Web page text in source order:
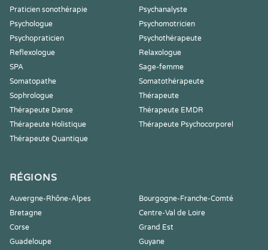
Praticien sonothérapie
Psychanalyste
Psychologue
Psychomotricien
Psychopraticien
Psychothérapeute
Reflexologue
Relaxologue
SPA
Sage-femme
Somatopathe
Somatothérapeute
Sophrologue
Thérapeute
Thérapeute Danse
Thérapeute EMDR
Thérapeute Holistique
Thérapeute Psychocorporel
Thérapeute Quantique
RÉGIONS
Auvergne-Rhône-Alpes
Bourgogne-Franche-Comté
Bretagne
Centre-Val de Loire
Corse
Grand Est
Guadeloupe
Guyane